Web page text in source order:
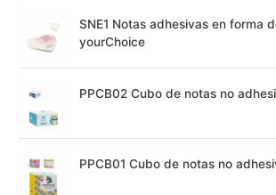
SNE1 Notas adhesivas en forma
yourChoice
PPCB02 Cubo de notas no
PPCB01 Cubo de notas no